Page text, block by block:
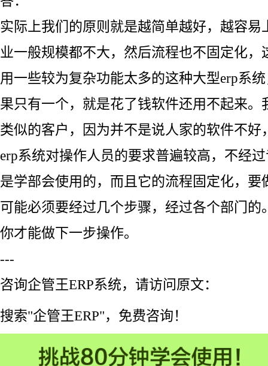
实际上我们的原则就是越简单越好，越容易
业一般规模都不大，然后流程也不固定化，
用一些较为复杂功能太多的这种大型erp系
果只有一个，就是花了钱软件还用不起来。
类似的客户，因为并不是说人家的软件不好
erp系统对操作人员的要求普遍较高，不经
是学部会使用的，而且它的流程固定化，要
可能必须要经过几个步骤，经过各个部门的
你才能做下一步操作。
---
咨询企管王ERP系统，请访问原文：
搜索"企管王ERP"，免费咨询！